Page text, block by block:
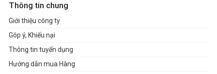
Thông tin chung
Giới thiệu công ty
Góp ý, Khiếu nại
Thông tin tuyển dụng
Hướng dẫn mua Hàng